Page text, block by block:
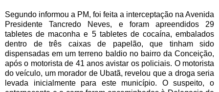
Segundo informou a PM, foi feita a interceptação na Avenida
Presidente Tancredo Neves, e foram apreendidos 29
tabletes de maconha e 5 tabletes de cocaína, embalados
dentro de três caixas de papelão, que tinham sido
dispensadas em um terreno baldio no bairro da Conceição,
após o motorista de 41 anos avistar os policiais. O motorista
do veículo, um morador de Ubatã, revelou que a droga seria
levada inicialmente para este município. O suspeito, o